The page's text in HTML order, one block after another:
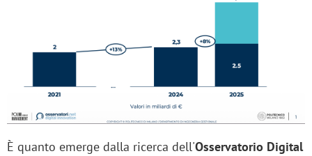
È quanto emerge dalla ricerca dell'Osservatorio Digital